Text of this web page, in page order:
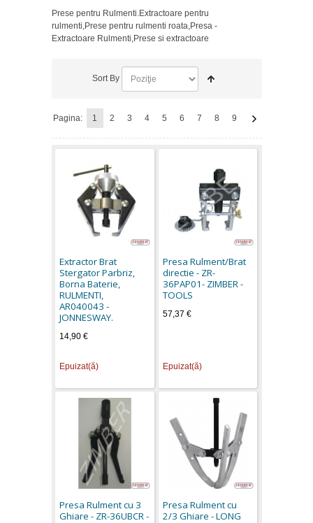
Prese pentru Rulmenti.Extractoare pentru
rulmenti,Prese pentru rulmenti roata,Presa -
Extractoare Rulmenti,Prese si extractoare
Sort By
Pagina: 1 2 3 4 5 6 7 8 9
Extractor Brat
Stergator Parbriz,
Borna Baterie,
RULMENTI,
AR040043 -
JONNESWAY.
14,90 €
Epuizat(ă)
Presa Rulment/Brat
directie - ZR-
36PAP01- ZIMBER -
TOOLS
57,37 €
Epuizat(ă)
Presa Rulment cu 3
Ghiare - ZR-36UBCR -
Presa Rulment cu
2/3 Ghiare - LONG